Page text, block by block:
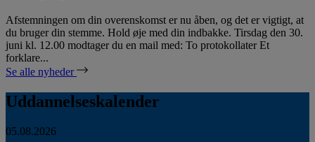
Afstemningen om din overenskomst er nu åben, og det er vigtigt, at
du bruger din stemme. Hold øje med din indbakke. Tirsdag den 30.
juni kl. 12.00 modtager du en mail med: To protokollater Et
forklare...
Se alle nyheder
Uddannelseskalender
05.08.2026